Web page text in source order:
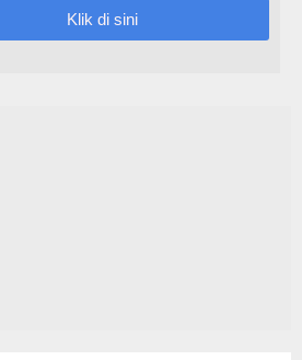
Klik di sini